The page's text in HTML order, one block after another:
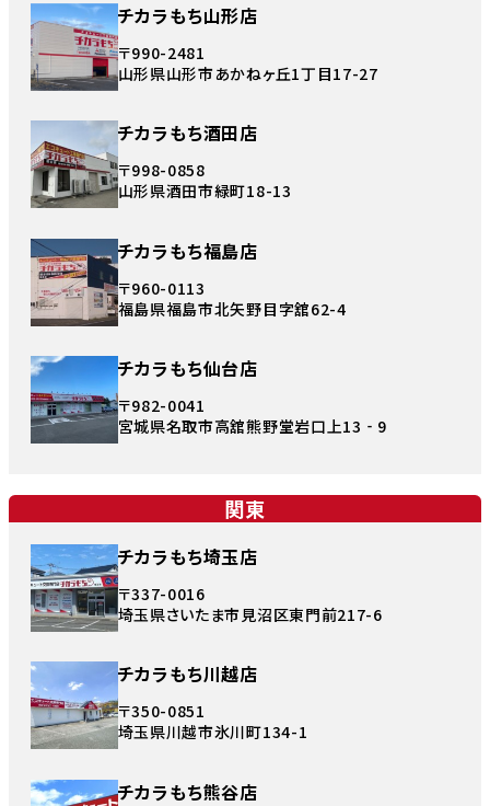
チカラもち山形店
〒990-2481
山形県山形市あかねヶ丘1丁目17-27
チカラもち酒田店
〒998-0858
山形県酒田市緑町18-13
チカラもち福島店
〒960-0113
福島県福島市北矢野目字舘62-4
チカラもち仙台店
〒982-0041
宮城県名取市高舘熊野堂岩口上13‐9
関東
チカラもち埼玉店
〒337-0016
埼玉県さいたま市見沼区東門前217-6
チカラもち川越店
〒350-0851
埼玉県川越市氷川町134-1
チカラもち熊谷店